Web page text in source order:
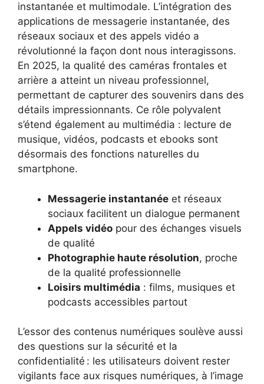
instantanée et multimodale. L’intégration des
applications de messagerie instantanée, des
réseaux sociaux et des appels vidéo a
révolutionné la façon dont nous interagissons.
En 2025, la qualité des caméras frontales et
arrière a atteint un niveau professionnel,
permettant de capturer des souvenirs dans des
détails impressionnants. Ce rôle polyvalent
s’étend également au multimédia : lecture de
musique, vidéos, podcasts et ebooks sont
désormais des fonctions naturelles du
smartphone.
Messagerie instantanée et réseaux
sociaux facilitent un dialogue permanent
Appels vidéo pour des échanges visuels
de qualité
Photographie haute résolution, proche
de la qualité professionnelle
Loisirs multimédia : films, musiques et
podcasts accessibles partout
L’essor des contenus numériques soulève aussi
des questions sur la sécurité et la
confidentialité : les utilisateurs doivent rester
vigilants face aux risques numériques, à l’image